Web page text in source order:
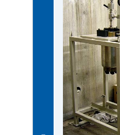
水
ス
雰
囲
い
て